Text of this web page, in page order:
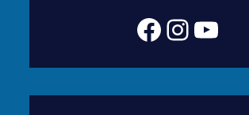
Facebook